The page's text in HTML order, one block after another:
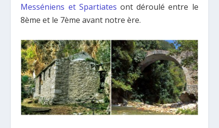
Messéniens et Spartiates ont déroulé entre le
8ème et le 7ème avant notre ère.